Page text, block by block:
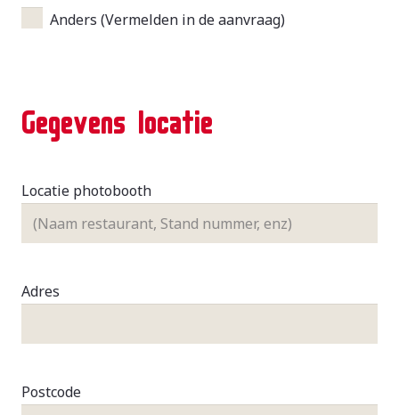
Anders (Vermelden in de aanvraag)
Gegevens locatie
Locatie photobooth
Adres
Postcode